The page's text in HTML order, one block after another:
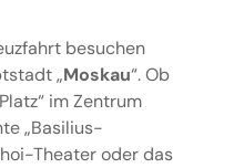
besuchen
„Moskau“. Ob
im Zentrum
„Basilius-
Theater oder das